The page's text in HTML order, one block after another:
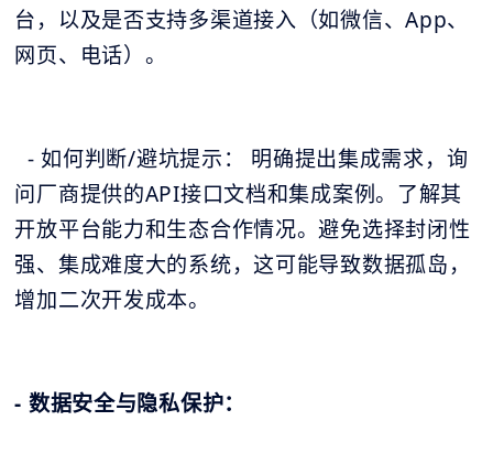
台，以及是否支持多渠道接入（如微信、App、
网页、电话）。
- 如何判断/避坑提示： 明确提出集成需求，询
问厂商提供的API接口文档和集成案例。了解其
开放平台能力和生态合作情况。避免选择封闭性
强、集成难度大的系统，这可能导致数据孤岛，
增加二次开发成本。
- 数据安全与隐私保护：